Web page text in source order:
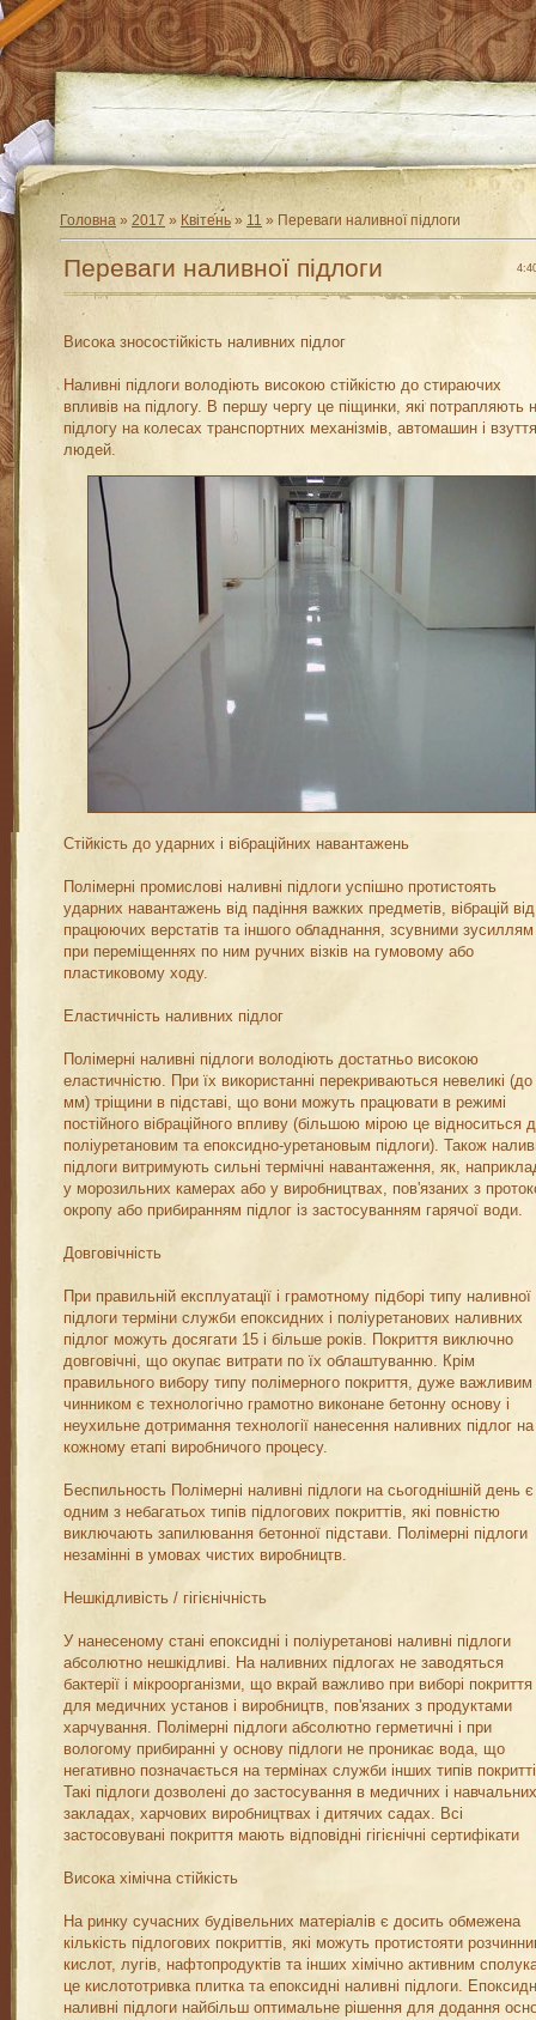
Головна » 2017 » Квітень » 11 » Переваги наливної підлоги
Переваги наливної підлоги
Висока зносостійкість наливних підлог
Наливні підлоги володіють високою стійкістю до стираючих
впливів на підлогу. В першу чергу це піщинки, які потрапляють
підлогу на колесах транспортних механізмів, автомашин і взуття
людей.
Стійкість до ударних і вібраційних навантажень
Полімерні промислові наливні підлоги успішно протистоять
ударних навантажень від падіння важких предметів, вібрацій від
працюючих верстатів та іншого обладнання, зсувними зусиллям
при переміщеннях по ним ручних візків на гумовому або
пластиковому ходу.
Еластичність наливних підлог
Полімерні наливні підлоги володіють достатньо високою
еластичністю. При їх використанні перекриваються невеликі (до
мм) тріщини в підставі, що вони можуть працювати в режимі
постійного вібраційного впливу (більшою мірою це відноситься
поліуретановим та епоксидно-уретановым підлоги). Також
підлоги витримують сильні термічні навантаження, як,
у морозильних камерах або у виробництвах, пов'язаних з
окропу або прибиранням підлог із застосуванням гарячої води.
Довговічність
При правильній експлуатації і грамотному підборі типу наливної
підлоги терміни служби епоксидних і поліуретанових наливних
підлог можуть досягати 15 і більше років. Покриття виключно
довговічні, що окупає витрати по їх облаштуванню. Крім
правильного вибору типу полімерного покриття, дуже важливим
чинником є технологічно грамотно виконане бетонну основу і
неухильне дотримання технології нанесення наливних підлог на
кожному етапі виробничого процесу.
Беспильность Полімерні наливні підлоги на сьогоднішній день є
одним з небагатьох типів підлогових покриттів, які повністю
виключають запилювання бетонної підстави. Полімерні підлоги
незамінні в умовах чистих виробництв.
Нешкідливість / гігієнічність
У нанесеному стані епоксидні і поліуретанові наливні підлоги
абсолютно нешкідливі. На наливних підлогах не заводяться
бактерії і мікроорганізми, що вкрай важливо при виборі покриття
для медичних установ і виробництв, пов'язаних з продуктами
харчування. Полімерні підлоги абсолютно герметичні і при
вологому прибиранні у основу підлоги не проникає вода, що
негативно позначається на термінах служби інших типів
Такі підлоги дозволені до застосування в медичних і навчальних
закладах, харчових виробництвах і дитячих садах. Всі
застосовувані покриття мають відповідні гігієнічні сертифікати
Висока хімічна стійкість
На ринку сучасних будівельних матеріалів є досить обмежена
кількість підлогових покриттів, які можуть протистояти
кислот, лугів, нафтопродуктів та інших хімічно активним
це кислототривка плитка та епоксидні наливні підлоги.
наливні підлоги найбільш оптимальне рішення для додання